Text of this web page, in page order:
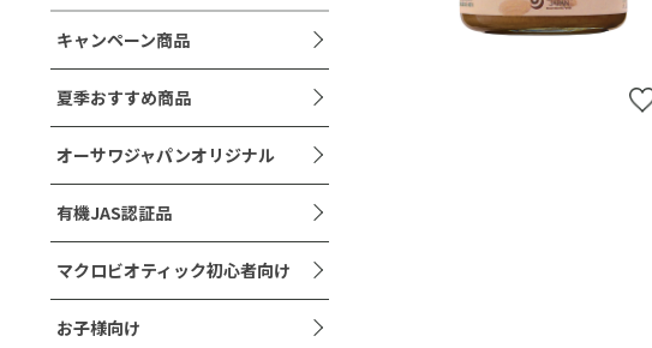
キャンペーン商品
夏季おすすめ商品
オーサワジャパンオリジナル
有機JAS認証品
マクロビオティック初心者向け
お子様向け